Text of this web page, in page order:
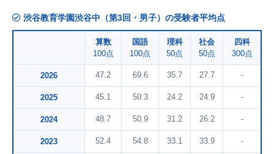
渋谷教育学園渋谷中（第3回・男子）の受験者平均点
算数
100点
国語
100点
理科
50点
社会
50点
四科
300点
2026 47.2 69.6 35.7 27.7 -
2025 45.1 50.3 24.2 24.9 -
2024 48.7 50.9 31.2 26.2 -
2023 52.4 54.8 33.1 33.9 -